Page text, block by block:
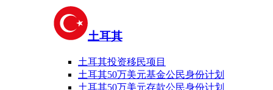
土耳其
土耳其投资移民项目
土耳其50万美元基金公民身份计划
土耳其50万美元存款公民身份计划